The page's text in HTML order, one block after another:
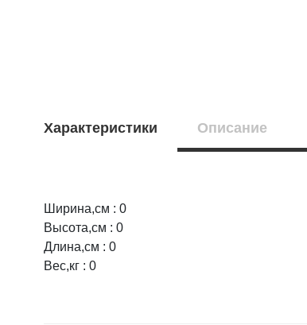
Характеристики Описание
Ширина,см : 0
Высота,см : 0
Длина,см : 0
Вес,кг : 0
Оцените товар:
Ваше имя